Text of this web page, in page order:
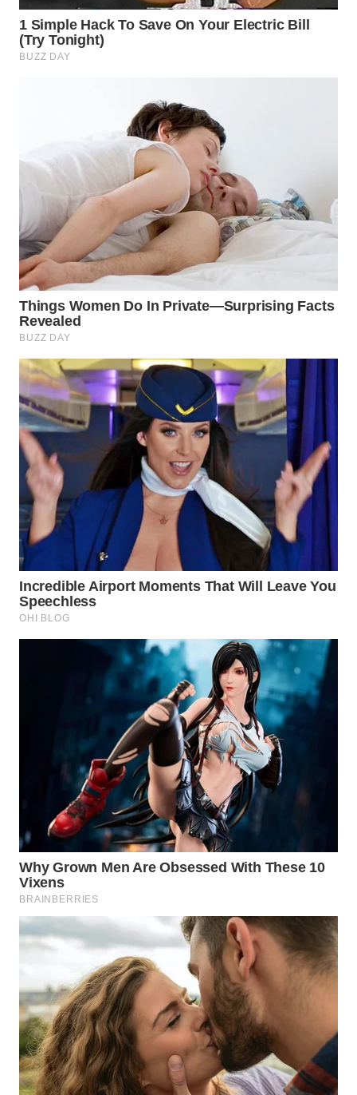
BEKASI
WN
UTARA
WN
SAMOSIR
WN
PADANG
LAWAS
WN
SUMEDANG
CIANJUR
WN
KEPULAUAN
SERIBU
WN
TANGERANG
INDRAMAYU
WN
KUNINGAN
WN
MAJALENGKA
SUBANG
WN
SUKABUMI
WN
PURWAKARTA